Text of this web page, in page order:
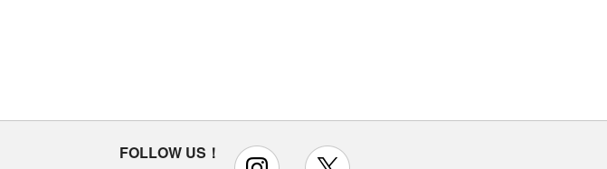
FOLLOW US！ instagram